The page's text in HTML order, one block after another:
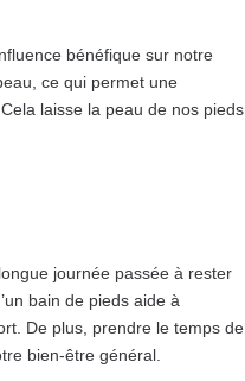
bénéfique sur notre
ce qui permet une
laisse la peau de nos pieds
journée passée à rester
bain de pieds aide à
De plus, prendre le temps de
bien-être général.